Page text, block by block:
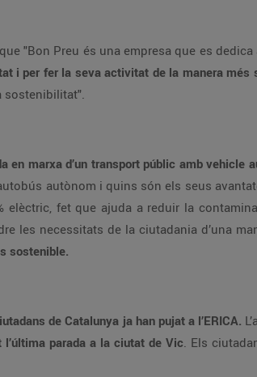
"Bon Preu és una empresa que es
i per fer la seva activitat de la manera més
sostenibilitat".
en marxa d’un transport públic amb vehicle
autònom i quins són els seus
elèctric, fet que ajuda a reduir la
les necessitats de la ciutadania d’una
sostenible.
de Catalunya ja han pujat a l’ERICA.
parada a la ciutat de Vic. Els